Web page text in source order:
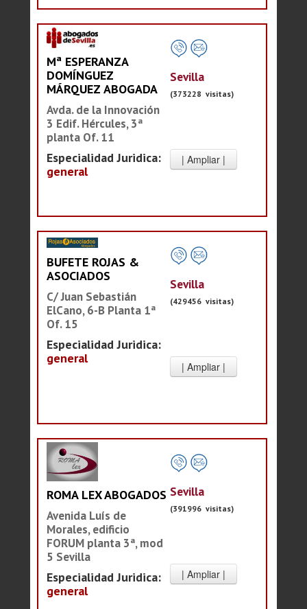
Mª ESPERANZA
DOMÍNGUEZ
MÁRQUEZ ABOGADA
Avda. de la Innovación
3 Edif. Hércules, 3ª
planta Of. 11
Especialidad Juridica:
general
Sevilla
(373228 visitas)
BUFETE ROJAS &
ASOCIADOS
C/ Juan Sebastián
ElCano, 6-B Planta 1ª
Of. 15
Especialidad Juridica:
general
Sevilla
(429456 visitas)
ROMA LEX ABOGADOS
Avenida Luís de
Morales, edificio
FORUM planta 3ª, mod
5 Sevilla
Especialidad Juridica:
general
Sevilla
(391996 visitas)